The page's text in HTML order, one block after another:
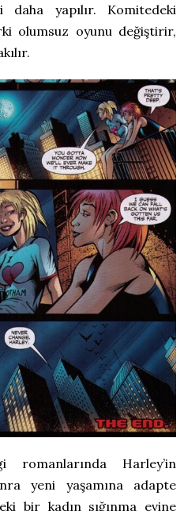
daha yapılır. Komitedeki
olumsuz oyunu değiştirir,
romanlarında Harley’in
yeni yaşamına adapte
bir kadın sığınma evine